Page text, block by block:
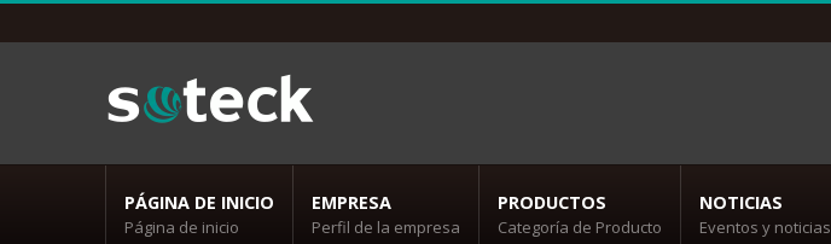
PÁGINA DE INICIO
Página de inicio
EMPRESA
Perfil de la empresa
PRODUCTOS
Categoría de Producto
NOTICIAS
Eventos y noticias